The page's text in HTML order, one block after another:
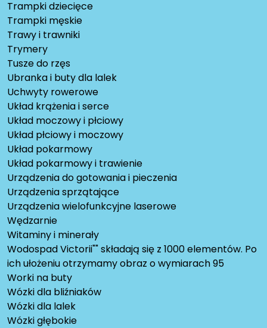
Trampki dziecięce
Trampki męskie
Trawy i trawniki
Trymery
Tusze do rzęs
Ubranka i buty dla lalek
Uchwyty rowerowe
Układ krążenia i serce
Układ moczowy i płciowy
Układ płciowy i moczowy
Układ pokarmowy
Układ pokarmowy i trawienie
Urządzenia do gotowania i pieczenia
Urządzenia sprzątające
Urządzenia wielofunkcyjne laserowe
Wędzarnie
Witaminy i minerały
Wodospad Victorii"" składają się z 1000 elementów. Po
ich ułożeniu otrzymamy obraz o wymiarach 95
Worki na buty
Wózki dla bliźniaków
Wózki dla lalek
Wózki głębokie